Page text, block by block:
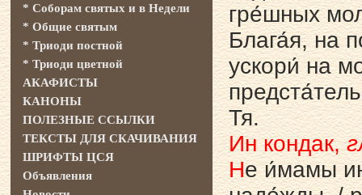
гре́шных
Блага́я, на
ускори́ на
Тя.
Ин кондак,
Не и́мамы
* Соборам святых и в Недели
* Общие святым
* Триоди постной
* Триоди цветной
АКАФИСТЫ
КАНОНЫ
ПОЛЕЗНЫЕ ССЫЛКИ
ТЕКСТЫ ДЛЯ СКАЧИВАНИЯ
ШРИФТЫ ЦСЯ
Объявления